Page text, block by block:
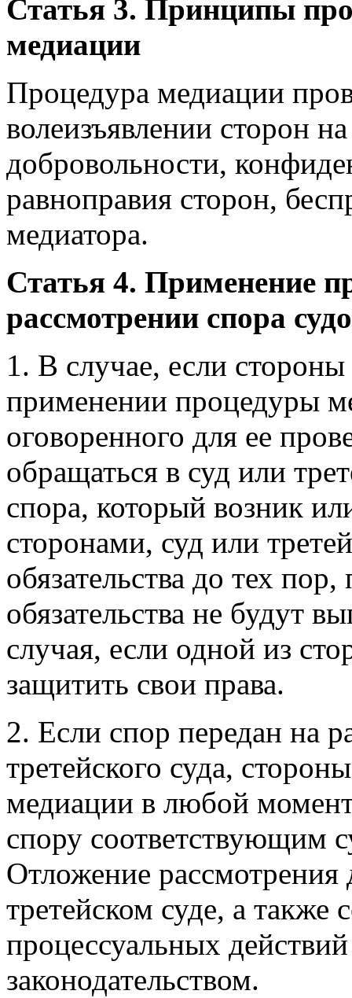
Статья 3. Принципы
медиации
Процедура медиации
волеизъявлении сторон
добровольности,
равноправия сторон,
медиатора.
Статья 4. Применение
рассмотрении спора
1. В случае, если
применении процедуры
оговоренного для ее
обращаться в суд или
спора, который возник
сторонами, суд или
обязательства до тех
обязательства не будут
случая, если одной из
защитить свои права.
2. Если спор передан на
третейского суда,
медиации в любой
спору соответствующим
Отложение рассмотрения
третейском суде, а
процессуальных
законодательством.